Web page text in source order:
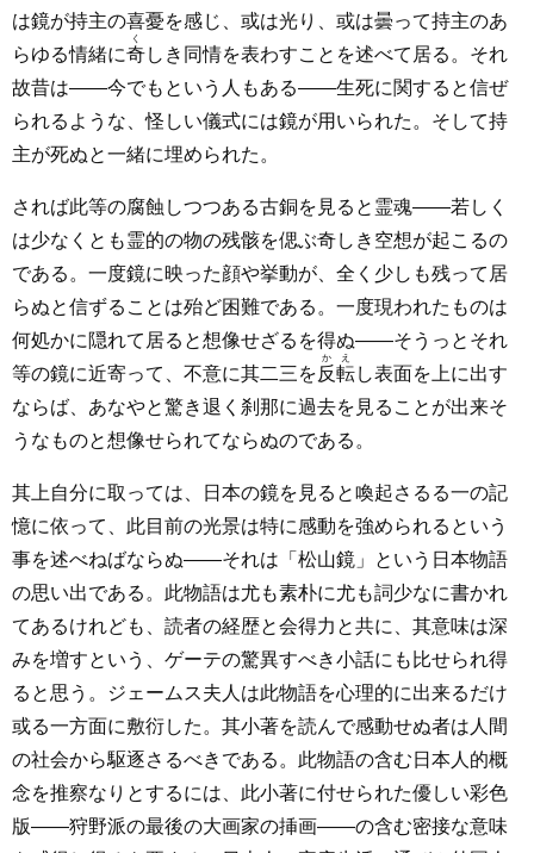
は鏡が持主の喜憂を感じ、或は光り、或は曇って持主のあ
らゆる情緒に奇
く
しき同情を表わすことを述べて居る。それ
故昔は――今でもという人もある――生死に関すると信ぜ
られるような、怪しい儀式には鏡が用いられた。そして持
主が死ぬと一緒に埋められた。
されば此等の腐蝕しつつある古銅を見ると霊魂――若しく
は少なくとも霊的の物の残骸を偲ぶ奇しき空想が起こるの
である。一度鏡に映った顔や挙動が、全く少しも残って居
らぬと信ずることは殆ど困難である。一度現われたものは
何処かに隠れて居ると想像せざるを得ぬ――そうっとそれ
等の鏡に近寄って、不意に其二三を反転
かえ
し表面を上に出す
ならば、あなやと驚き退く刹那に過去を見ることが出来そ
うなものと想像せられてならぬのである。
其上自分に取っては、日本の鏡を見ると喚起さるる一の記
憶に依って、此目前の光景は特に感動を強められるという
事を述べねばならぬ――それは「松山鏡」という日本物語
の思い出である。此物語は尤も素朴に尤も詞少なに書かれ
てあるけれども、読者の経歴と会得力と共に、其意味は深
みを増すという、ゲーテの驚異すべき小話にも比せられ得
ると思う。ジェームス夫人は此物語を心理的に出来るだけ
或る一方面に敷衍した。其小著を読んで感動せぬ者は人間
の社会から駆逐さるべきである。此物語の含む日本人的概
念を推察なりとするには、此小著に付せられた優しい彩色
版――狩野派の最後の大画家の挿画――の含む密接な意味